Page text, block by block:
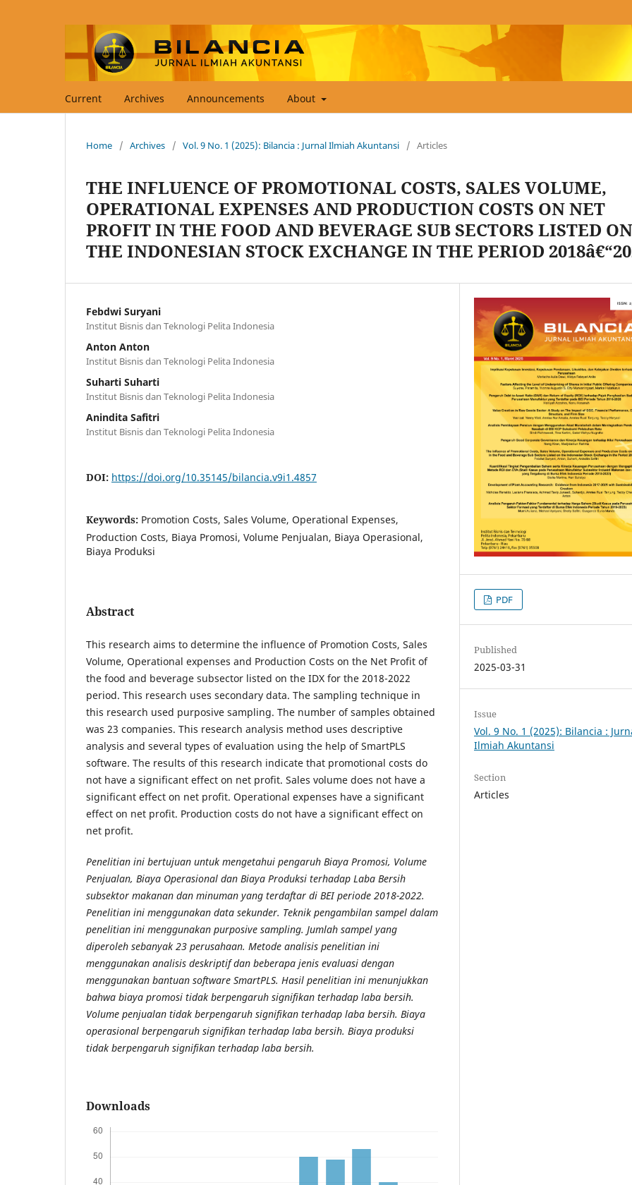
Current Archives Announcements About
Home / Archives / Vol. 9 No. 1 (2025): Bilancia : Jurnal Ilmiah Akuntansi / Articles
THE INFLUENCE OF PROMOTIONAL COSTS, SALES VOLUME,
OPERATIONAL EXPENSES AND PRODUCTION COSTS ON NET
PROFIT IN THE FOOD AND BEVERAGE SUB SECTORS LISTED ON
THE INDONESIAN STOCK EXCHANGE IN THE PERIOD
Febdwi Suryani
Institut Bisnis dan Teknologi Pelita Indonesia
Anton Anton
Institut Bisnis dan Teknologi Pelita Indonesia
Suharti Suharti
Institut Bisnis dan Teknologi Pelita Indonesia
Anindita Safitri
Institut Bisnis dan Teknologi Pelita Indonesia
DOI: https://doi.org/10.35145/bilancia.v9i1.4857
Keywords: Promotion Costs, Sales Volume, Operational Expenses,
Production Costs, Biaya Promosi, Volume Penjualan, Biaya Operasional,
Biaya Produksi
Abstract
This research aims to determine the influence of Promotion Costs, Sales
Volume, Operational expenses and Production Costs on the Net Profit of
the food and beverage subsector listed on the IDX for the 2018-2022
period. This research uses secondary data. The sampling technique in
this research used purposive sampling. The number of samples obtained
was 23 companies. This research analysis method uses descriptive
analysis and several types of evaluation using the help of SmartPLS
software. The results of this research indicate that promotional costs do
not have a significant effect on net profit. Sales volume does not have a
significant effect on net profit. Operational expenses have a significant
effect on net profit. Production costs do not have a significant effect on
net profit.
Penelitian ini bertujuan untuk mengetahui pengaruh Biaya Promosi, Volume
Penjualan, Biaya Operasional dan Biaya Produksi terhadap Laba Bersih
subsektor makanan dan minuman yang terdaftar di BEI periode 2018-2022.
Penelitian ini menggunakan data sekunder. Teknik pengambilan sampel dalam
penelitian ini menggunakan purposive sampling. Jumlah sampel yang
diperoleh sebanyak 23 perusahaan. Metode analisis penelitian ini
menggunakan analisis deskriptif dan beberapa jenis evaluasi dengan
menggunakan bantuan software SmartPLS. Hasil penelitian ini menunjukkan
bahwa biaya promosi tidak berpengaruh signifikan terhadap laba bersih.
Volume penjualan tidak berpengaruh signifikan terhadap laba bersih. Biaya
operasional berpengaruh signifikan terhadap laba bersih. Biaya produksi
tidak berpengaruh signifikan terhadap laba bersih.
Downloads
PDF
Published
2025-03-31
Issue
Vol. 9 No. 1 (2025): Bilancia :
Ilmiah Akuntansi
Section
Articles